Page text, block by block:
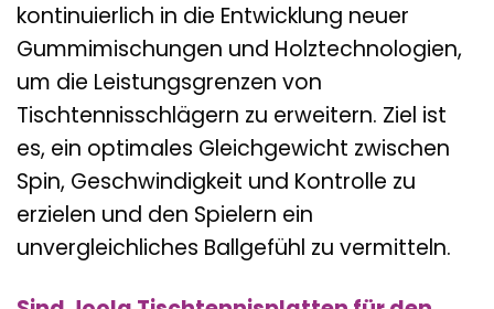
kontinuierlich in die Entwicklung neuer
Gummimischungen und Holztechnologien,
um die Leistungsgrenzen von
Tischtennisschlägern zu erweitern. Ziel ist
es, ein optimales Gleichgewicht zwischen
Spin, Geschwindigkeit und Kontrolle zu
erzielen und den Spielern ein
unvergleichliches Ballgefühl zu vermitteln.